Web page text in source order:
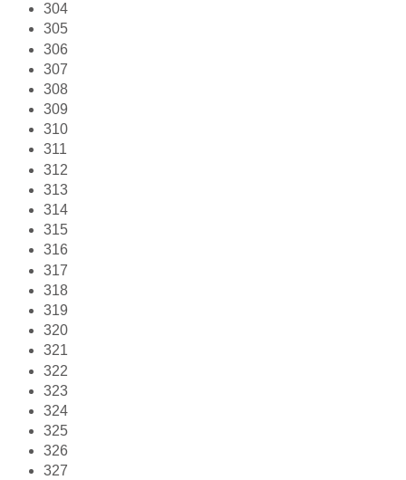
304
305
306
307
308
309
310
311
312
313
314
315
316
317
318
319
320
321
322
323
324
325
326
327